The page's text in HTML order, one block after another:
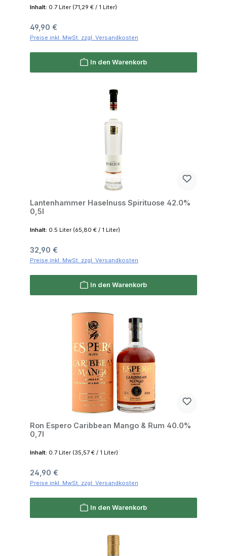
Inhalt: 0.7 Liter (71,29 € / 1 Liter)
Regulärer Preis:
49,90 €
Preise inkl. MwSt. zzgl. Versandkosten
In den Warenkorb
Lantenhammer Haselnuss Spirituose 42.0%
0,5l
Inhalt: 0.5 Liter (65,80 € / 1 Liter)
Regulärer Preis:
32,90 €
Preise inkl. MwSt. zzgl. Versandkosten
In den Warenkorb
Ron Espero Caribbean Mango & Rum 40.0%
0,7l
Inhalt: 0.7 Liter (35,57 € / 1 Liter)
Regulärer Preis:
24,90 €
Preise inkl. MwSt. zzgl. Versandkosten
In den Warenkorb